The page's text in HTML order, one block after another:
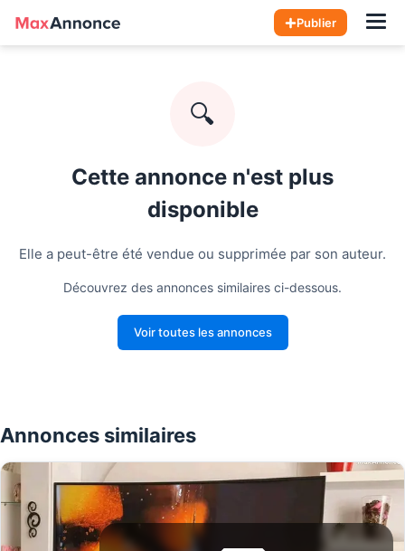
Publier
🔍
Cette annonce n'est plus
disponible
Elle a peut-être été vendue ou supprimée par son auteur.
Découvrez des annonces similaires ci-dessous.
Voir toutes les annonces
Annonces similaires